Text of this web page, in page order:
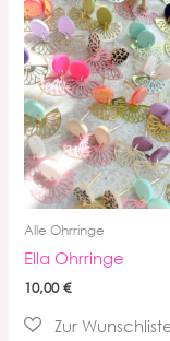
Alle Ohrringe
Ella Ohrringe
10,00€